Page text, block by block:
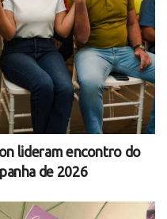
lideram encontro do
de 2026